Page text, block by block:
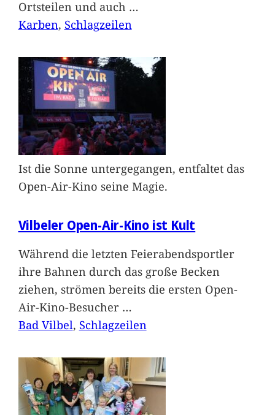
Ortsteilen und auch …
Karben, Schlagzeilen
Ist die Sonne untergegangen, entfaltet das
Open-Air-Kino seine Magie.
Vilbeler Open-Air-Kino ist Kult
Während die letzten Feierabendsportler
ihre Bahnen durch das große Becken
ziehen, strömen bereits die ersten Open-
Air-Kino-Besucher …
Bad Vilbel, Schlagzeilen